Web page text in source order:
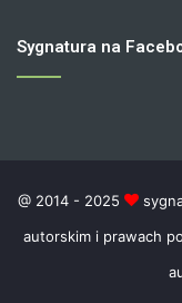
Sygnatura na
@ 2014 - 2025
autorskim i prawach